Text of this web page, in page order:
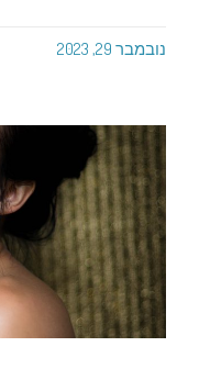
נובמבר 29, 2023